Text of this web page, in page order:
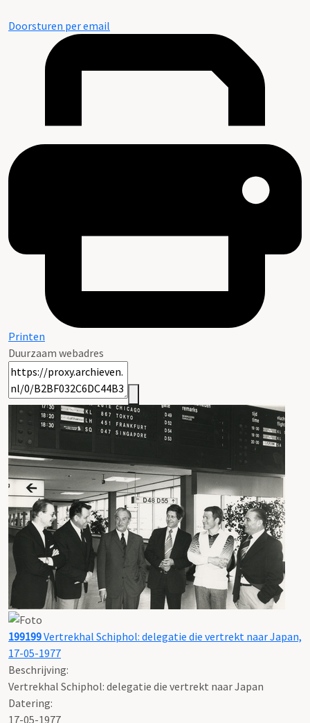
Doorsturen per email
Printen
Duurzaam webadres
199199Vertrekhal Schiphol: delegatie die vertrekt naar Japan,
17-05-1977
Beschrijving:
Vertrekhal Schiphol: delegatie die vertrekt naar Japan
Datering:
17-05-1977